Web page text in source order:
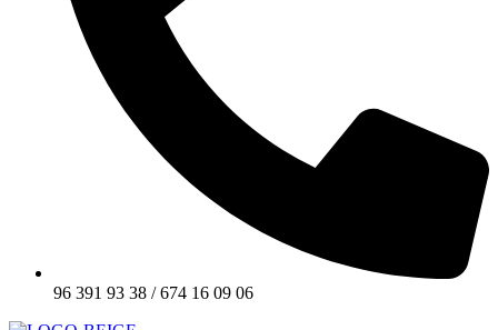
96 391 93 38 / 674 16 09 06